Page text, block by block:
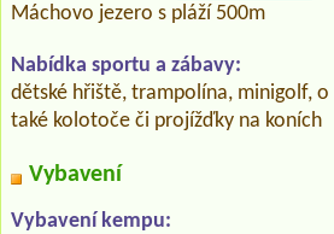
Máchovo jezero s pláží 500m
Nabídka sportu a zábavy:
dětské hřiště, trampolína, minigolf,
také kolotoče či projížďky na koních
Vybavení
Vybavení kempu: